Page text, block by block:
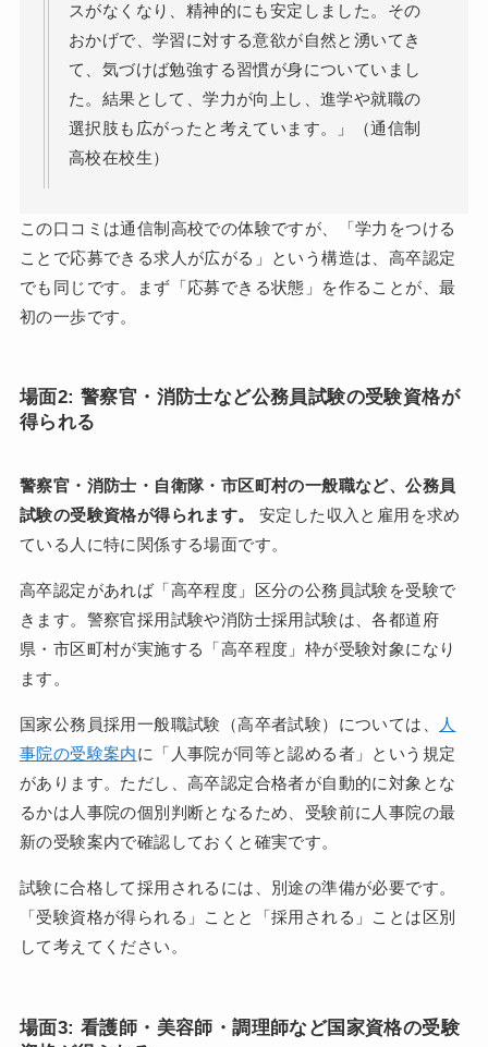
スがなくなり、精神的にも安定しました。その
おかげで、学習に対する意欲が自然と湧いてき
て、気づけば勉強する習慣が身についていまし
た。結果として、学力が向上し、進学や就職の
選択肢も広がったと考えています。」（通信制
高校在校生）
この口コミは通信制高校での体験ですが、「学力をつける
ことで応募できる求人が広がる」という構造は、高卒認定
でも同じです。まず「応募できる状態」を作ることが、最
初の一歩です。
場面2: 警察官・消防士など公務員試験の受験資格が
得られる
警察官・消防士・自衛隊・市区町村の一般職など、公務員
試験の受験資格が得られます。
安定した収入と雇用を求め
ている人に特に関係する場面です。
高卒認定があれば「高卒程度」区分の公務員試験を受験で
きます。警察官採用試験や消防士採用試験は、各都道府
県・市区町村が実施する「高卒程度」枠が受験対象になり
ます。
国家公務員採用一般職試験（高卒者試験）については、
人
事院の受験案内に「人事院が同等と認める者」という規定
があります。ただし、高卒認定合格者が自動的に対象とな
るかは人事院の個別判断となるため、受験前に人事院の最
新の受験案内で確認しておくと確実です。
試験に合格して採用されるには、別途の準備が必要です。
「受験資格が得られる」ことと「採用される」ことは区別
して考えてください。
場面3: 看護師・美容師・調理師など国家資格の受験